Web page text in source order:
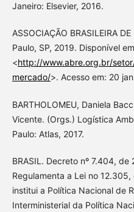
Janeiro: Elsevier, 2016.
ASSOCIAÇÃO BRASILEIRA
Paulo, SP, 2019. Disponível
<http://www.abre.org.br/
mercado/>. Acesso em: 20
BARTHOLOMEU, Daniela
Vicente. (Orgs.) Logística
Paulo: Atlas, 2017.
BRASIL. Decreto nº 7.404,
Regulamenta a Lei no
institui a Política Nacional de
Interministerial da Política